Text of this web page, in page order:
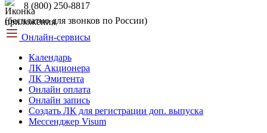
8 (800) 250-8817
(бесплатно для звонков по России)
Онлайн-сервисы
Календарь
ЛК Акционера
ЛК Эмитента
Онлайн оплата
Онлайн запись
Создать ЛК для регистрации доп. выпуска
Мессенджер Visum